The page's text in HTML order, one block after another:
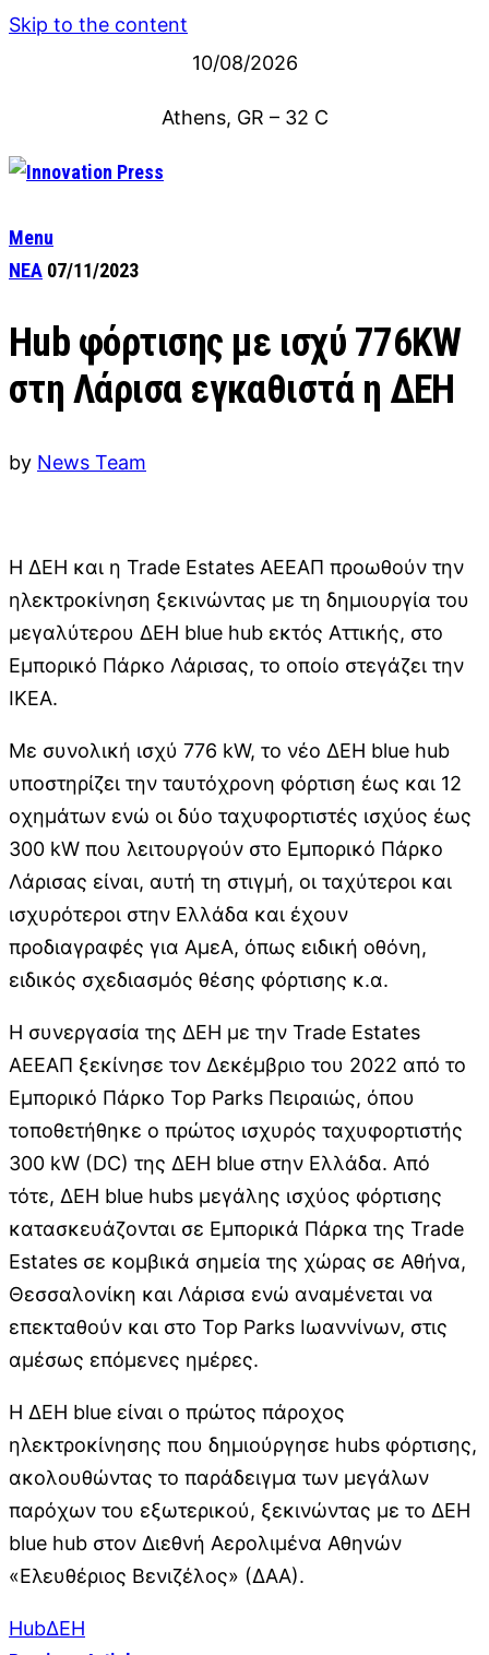
Skip to the content
10/08/2026
Athens, GR – 32 C
Menu
ΝΕΑ 07/11/2023
Hub φόρτισης με ισχύ 776KW
στη Λάρισα εγκαθιστά η ΔEH
by News Team
Η ΔΕΗ και η Trade Estates AΕΕΑΠ προωθούν την
ηλεκτροκίνηση ξεκινώντας με τη δημιουργία του
μεγαλύτερου ΔΕΗ blue hub εκτός Αττικής, στο
Εμπορικό Πάρκο Λάρισας, το οποίο στεγάζει την
ΙΚΕΑ.
Με συνολική ισχύ 776 kW, το νέο ΔΕΗ blue hub
υποστηρίζει την ταυτόχρονη φόρτιση έως και 12
οχημάτων ενώ οι δύο ταχυφορτιστές ισχύος έως
300 kW που λειτουργούν στο Εμπορικό Πάρκο
Λάρισας είναι, αυτή τη στιγμή, οι ταχύτεροι και
ισχυρότεροι στην Ελλάδα και έχουν
προδιαγραφές για ΑμεΑ, όπως ειδική οθόνη,
ειδικός σχεδιασμός θέσης φόρτισης κ.α.
Η συνεργασία της ΔΕΗ με την Trade Estates
ΑΕΕΑΠ ξεκίνησε τον Δεκέμβριο του 2022 από το
Εμπορικό Πάρκο Top Parks Πειραιώς, όπου
τοποθετήθηκε ο πρώτος ισχυρός ταχυφορτιστής
300 kW (DC) της ΔΕΗ blue στην Ελλάδα. Από
τότε, ΔΕΗ blue hubs μεγάλης ισχύος φόρτισης
κατασκευάζονται σε Εμπορικά Πάρκα της Trade
Estates σε κομβικά σημεία της χώρας σε Αθήνα,
Θεσσαλονίκη και Λάρισα ενώ αναμένεται να
επεκταθούν και στο Top Parks Ιωαννίνων, στις
αμέσως επόμενες ημέρες.
Η ΔΕΗ blue είναι ο πρώτος πάροχος
ηλεκτροκίνησης που δημιούργησε hubs φόρτισης,
ακολουθώντας το παράδειγμα των μεγάλων
παρόχων του εξωτερικού, ξεκινώντας με το ΔΕΗ
blue hub στον Διεθνή Αερολιμένα Αθηνών
«Ελευθέριος Βενιζέλος» (ΔΑΑ).
HubΔΕΗ